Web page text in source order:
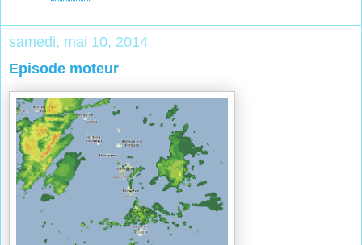
samedi, mai 10, 2014
Episode moteur